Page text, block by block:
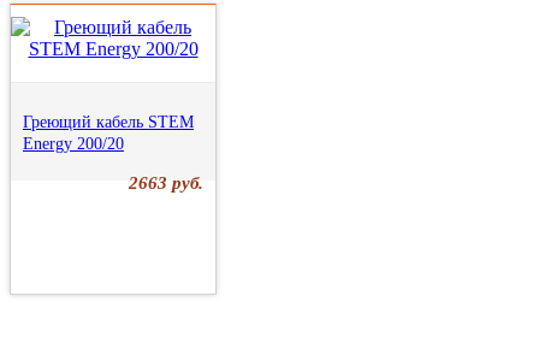
Греющий кабель STEM
Energy 200/20
2663 руб.